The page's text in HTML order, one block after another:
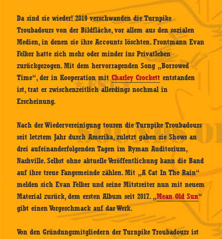
Da sind sie wieder! 2019 verschwanden die Turnpike
Troubadours von der Bildfläche, vor allem aus den sozialen
Medien, in denen sie ihre Accounts löschten. Frontmann Evan
Felker hatte sich mehr oder minder ins Privatleben
zurückgezogen. Mit dem hervorragenden Song „Borrowed
Time“, der in Kooperation mitCharley Crockett entstanden
ist, trat er zwischenzeitlich allerdings nochmal in
Erscheinung.
Nach der Wiedervereinigung touren die Turnpike Troubadours
seit letztem Jahr durch Amerika, zuletzt gaben sie Shows an
drei aufeinanderfolgenden Tagen im Ryman Auditorium,
Nashville. Selbst ohne aktuelle Veröffentlichung kann die Band
auf ihre treue Fangemeinde zählen. Mit „A Cat In The Rain“
melden sich Evan Felker und seine Mitstreiter nun mit neuem
Material zurück, dem ersten Album seit 2017. „Mean Old Sun“
gibt einen Vorgeschmack auf das Werk.
Von den Gründungsmitgliedern der Turnpike Troubadours ist